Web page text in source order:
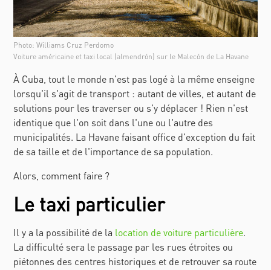
Photo: Williams Cruz Perdomo
Voiture américaine et taxi local (almendrón) sur le Malecón de La Havane
À Cuba, tout le monde n'est pas logé à la même enseigne
lorsqu'il s'agit de transport : autant de villes, et autant de
solutions pour les traverser ou s'y déplacer ! Rien n'est
identique que l'on soit dans l'une ou l'autre des
municipalités. La Havane faisant office d'exception du fait
de sa taille et de l'importance de sa population.
Alors, comment faire ?
Le taxi particulier
Il y a la possibilité de la location de voiture particulière.
La difficulté sera le passage par les rues étroites ou
piétonnes des centres historiques et de retrouver sa route